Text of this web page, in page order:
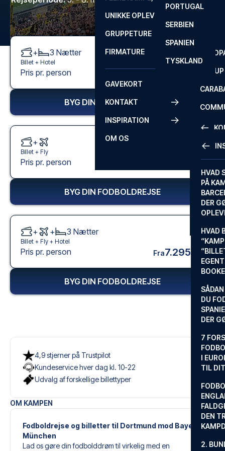
FA CUP
ROM
SEVILLA
PORTUGAL
SERBIEN
SPANIEN
TYSKLAND
UNIKKE OPLEVELSER
GRUPPETURE
FIRMATURE
GAVEKORT
KONTAKT
FAQ
INSPIRATION
HVAD
PÅ
DER
HVAD
DU
DER
7
I
TIL
DEN
2.
OM OS
4,9 stjerner på Trustpilot
Kundeservice hver dag kl. 10-22
Udvalg af forskellige billettyper
OM KAMPEN
Fodboldrejse og billetter til Dortmund mod Bayern
München
Lad os gøre din fodbolddrøm til virkelig med en
+ 3 Nætter
Billet + Hotel
Pris pr. person
BYG DIN FODBOLDREJSE
+
Billet + Fly
Pris pr. person 6.195 kr.
BYG DIN FODBOLDREJSE
+ + 3 Nætter
Billet + Fly + Hotel
Pris pr. person Fra7.295 kr.
BYG DIN FODBOLDREJSE